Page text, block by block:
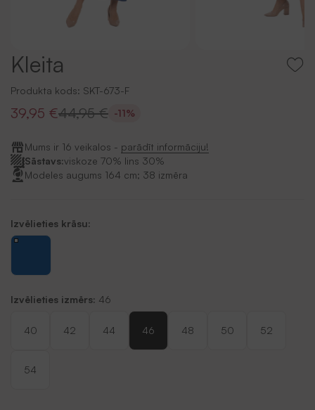
Kleita
Produkta kods: SKT-673-F
39,95 €44,95 € -11%
Mums ir 16 veikalos - parādīt informāciju!
Sāstavs:viskoze 70% lins 30%
Modeles augums 164 cm; 38 izmēra
Izvēlieties krāsu:
Izvēlieties izmērs: 46
40 42 44 46 48 50 52
54